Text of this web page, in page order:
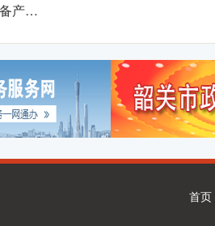
韶关华南先进装备产业园管理委员会
首页